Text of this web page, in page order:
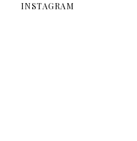
INSTAGRAM